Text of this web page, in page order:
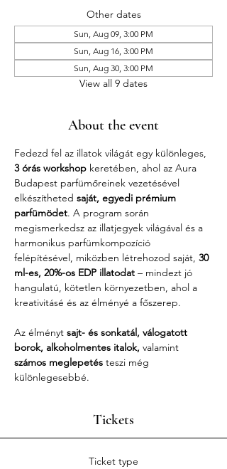
Other dates
Sun, Aug 09, 3:00 PM
Sun, Aug 16, 3:00 PM
Sun, Aug 30, 3:00 PM
View all 9 dates
About the event
Fedezd fel az illatok világát egy különleges,
3 órás workshop keretében, ahol az Aura
Budapest parfümőreinek vezetésével
elkészítheted saját, egyedi prémium
parfümödet. A program során
megismerkedsz az illatjegyek világával és a
harmonikus parfümkompozíció
felépítésével, miközben létrehozod saját, 30
ml-es, 20%-os EDP illatodat – mindezt jó
hangulatú, kötetlen környezetben, ahol a
kreativitásé és az élményé a főszerep.
Az élményt sajt- és sonkatál, válogatott
borok, alkoholmentes italok, valamint
számos meglepetés teszi még
különlegesebbé.
Tickets
Ticket type